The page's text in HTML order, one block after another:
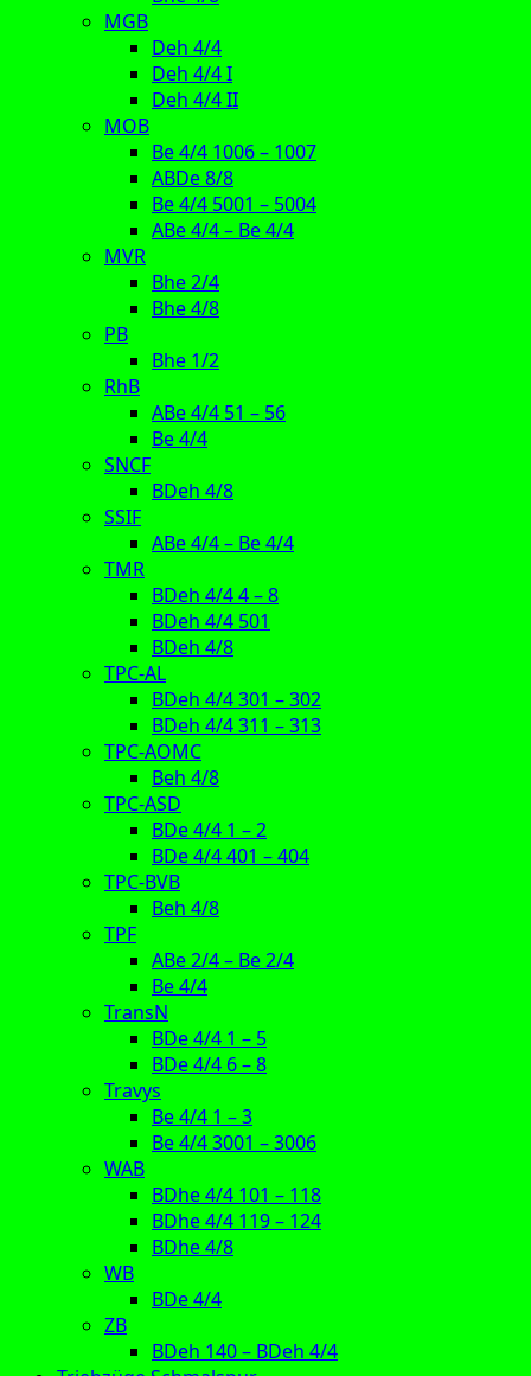
MGB
Deh 4/4
Deh 4/4 I
Deh 4/4 II
MOB
Be 4/4 1006 – 1007
ABDe 8/8
Be 4/4 5001 – 5004
ABe 4/4 – Be 4/4
MVR
Bhe 2/4
Bhe 4/8
PB
Bhe 1/2
RhB
ABe 4/4 51 – 56
Be 4/4
SNCF
BDeh 4/8
SSIF
ABe 4/4 – Be 4/4
TMR
BDeh 4/4 4 – 8
BDeh 4/4 501
BDeh 4/8
TPC-AL
BDeh 4/4 301 – 302
BDeh 4/4 311 – 313
TPC-AOMC
Beh 4/8
TPC-ASD
BDe 4/4 1 – 2
BDe 4/4 401 – 404
TPC-BVB
Beh 4/8
TPF
ABe 2/4 – Be 2/4
Be 4/4
TransN
BDe 4/4 1 – 5
BDe 4/4 6 – 8
Travys
Be 4/4 1 – 3
Be 4/4 3001 – 3006
WAB
BDhe 4/4 101 – 118
BDhe 4/4 119 – 124
BDhe 4/8
WB
BDe 4/4
ZB
BDeh 140 – BDeh 4/4